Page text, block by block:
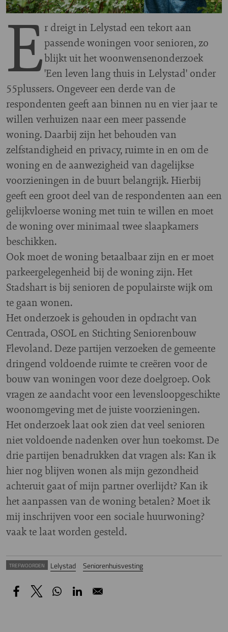
Er dreigt in Lelystad een tekort aan
passende woningen voor senioren, zo
blijkt uit het woonwensenonderzoek
'Een leven lang thuis in Lelystad' onder
55plussers. Ongeveer een derde van de
respondenten geeft aan binnen nu en vier jaar te
willen verhuizen naar een meer passende
woning. Daarbij zijn het behouden van
zelfstandigheid en privacy, ruimte in en om de
woning en de aanwezigheid van dagelijkse
voorzieningen in de buurt belangrijk. Hierbij
geeft een groot deel van de respondenten aan een
gelijkvloerse woning met tuin te willen en moet
de woning over minimaal twee slaapkamers
beschikken.
Ook moet de woning betaalbaar zijn en er moet
parkeergelegenheid bij de woning zijn. Het
Stadshart is bij senioren de populairste wijk om
te gaan wonen.
Het onderzoek is gehouden in opdracht van
Centrada, OSOL en Stichting Seniorenbouw
Flevoland. Deze partijen verzoeken de gemeente
dringend voldoende ruimte te creëren voor de
bouw van woningen voor deze doelgroep. Ook
vragen ze aandacht voor een levensloopgeschikte
woonomgeving met de juiste voorzieningen.
Het onderzoek laat ook zien dat veel senioren
niet voldoende nadenken over hun toekomst. De
drie partijen benadrukken dat vragen als: Kan ik
hier nog blijven wonen als mijn gezondheid
achteruit gaat of mijn partner overlijdt? Kan ik
het aanpassen van de woning betalen? Moet ik
mij inschrijven voor een sociale huurwoning?
vaak te laat worden gesteld.
TREFWOORDEN Lelystad Seniorenhuisvesting